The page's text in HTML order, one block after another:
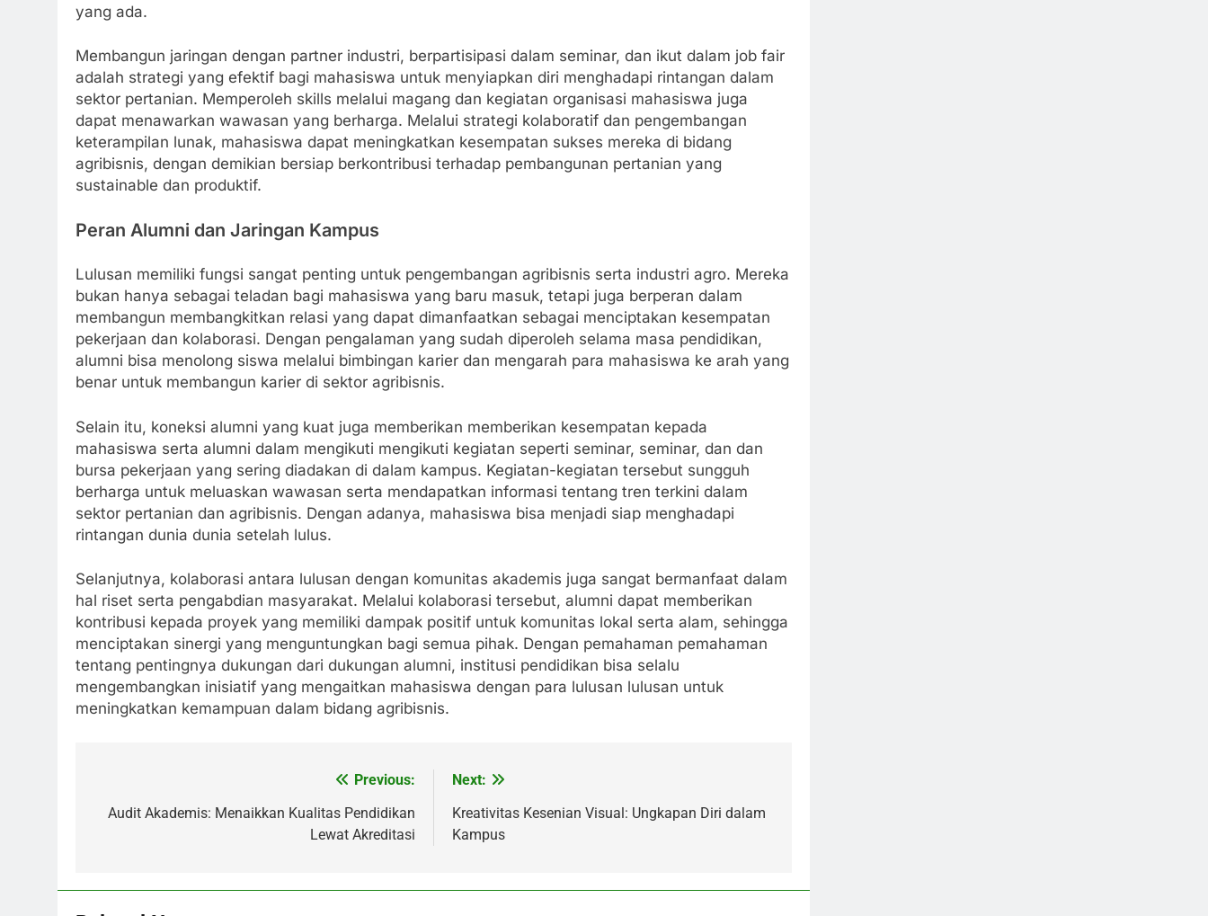
yang ada.
Membangun jaringan dengan partner industri, berpartisipasi dalam seminar, dan ikut dalam job fair
adalah strategi yang efektif bagi mahasiswa untuk menyiapkan diri menghadapi rintangan dalam
sektor pertanian. Memperoleh skills melalui magang dan kegiatan organisasi mahasiswa juga
dapat menawarkan wawasan yang berharga. Melalui strategi kolaboratif dan pengembangan
keterampilan lunak, mahasiswa dapat meningkatkan kesempatan sukses mereka di bidang
agribisnis, dengan demikian bersiap berkontribusi terhadap pembangunan pertanian yang
sustainable dan produktif.
Peran Alumni dan Jaringan Kampus
Lulusan memiliki fungsi sangat penting untuk pengembangan agribisnis serta industri agro. Mereka
bukan hanya sebagai teladan bagi mahasiswa yang baru masuk, tetapi juga berperan dalam
membangun membangkitkan relasi yang dapat dimanfaatkan sebagai menciptakan kesempatan
pekerjaan dan kolaborasi. Dengan pengalaman yang sudah diperoleh selama masa pendidikan,
alumni bisa menolong siswa melalui bimbingan karier dan mengarah para mahasiswa ke arah yang
benar untuk membangun karier di sektor agribisnis.
Selain itu, koneksi alumni yang kuat juga memberikan memberikan kesempatan kepada
mahasiswa serta alumni dalam mengikuti mengikuti kegiatan seperti seminar, seminar, dan dan
bursa pekerjaan yang sering diadakan di dalam kampus. Kegiatan-kegiatan tersebut sungguh
berharga untuk meluaskan wawasan serta mendapatkan informasi tentang tren terkini dalam
sektor pertanian dan agribisnis. Dengan adanya, mahasiswa bisa menjadi siap menghadapi
rintangan dunia dunia setelah lulus.
Selanjutnya, kolaborasi antara lulusan dengan komunitas akademis juga sangat bermanfaat dalam
hal riset serta pengabdian masyarakat. Melalui kolaborasi tersebut, alumni dapat memberikan
kontribusi kepada proyek yang memiliki dampak positif untuk komunitas lokal serta alam, sehingga
menciptakan sinergi yang menguntungkan bagi semua pihak. Dengan pemahaman pemahaman
tentang pentingnya dukungan dari dukungan alumni, institusi pendidikan bisa selalu
mengembangkan inisiatif yang mengaitkan mahasiswa dengan para lulusan lulusan untuk
meningkatkan kemampuan dalam bidang agribisnis.
navigation
Previous:
Audit Akademis: Menaikkan Kualitas Pendidikan
Lewat Akreditasi
Next:
Kreativitas Kesenian Visual: Ungkapan Diri dalam
Kampus